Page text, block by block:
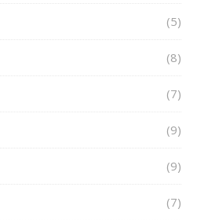
(5)
(8)
(7)
(9)
(9)
(7)